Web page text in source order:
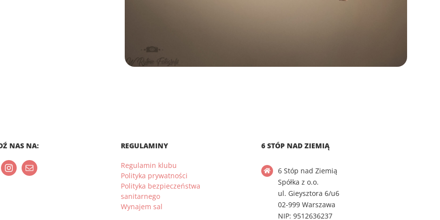
NAS NA: REGULAMINY
Regulamin klubu
Polityka prywatności
Polityka bezpieczeństwa
sanitarnego
Wynajem sal
6 STÓP NAD ZIEMIĄ
6 Stóp nad Ziemią
Spółka z o.o.
ul. Gieysztora 6/u6
02-999 Warszawa
NIP: 9512636237